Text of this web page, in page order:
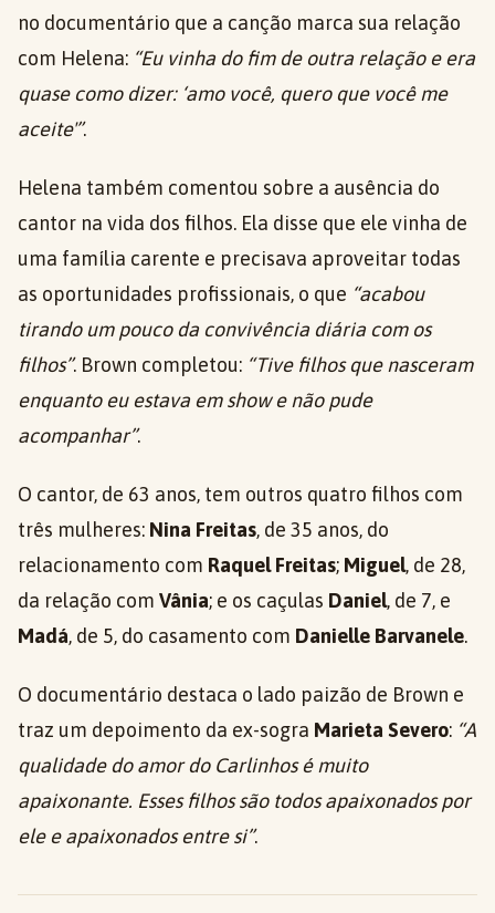
no documentário que a canção marca sua relação
com Helena: “Eu vinha do fim de outra relação e era
quase como dizer: ‘amo você, quero que você me
aceite'”.
Helena também comentou sobre a ausência do
cantor na vida dos filhos. Ela disse que ele vinha de
uma família carente e precisava aproveitar todas
as oportunidades profissionais, o que “acabou
tirando um pouco da convivência diária com os
filhos”. Brown completou: “Tive filhos que nasceram
enquanto eu estava em show e não pude
acompanhar”.
O cantor, de 63 anos, tem outros quatro filhos com
três mulheres: Nina Freitas, de 35 anos, do
relacionamento com Raquel Freitas; Miguel, de 28,
da relação com Vânia; e os caçulas Daniel, de 7, e
Madá, de 5, do casamento com Danielle Barvanele.
O documentário destaca o lado paizão de Brown e
traz um depoimento da ex-sogra Marieta Severo: “A
qualidade do amor do Carlinhos é muito
apaixonante. Esses filhos são todos apaixonados por
ele e apaixonados entre si”.